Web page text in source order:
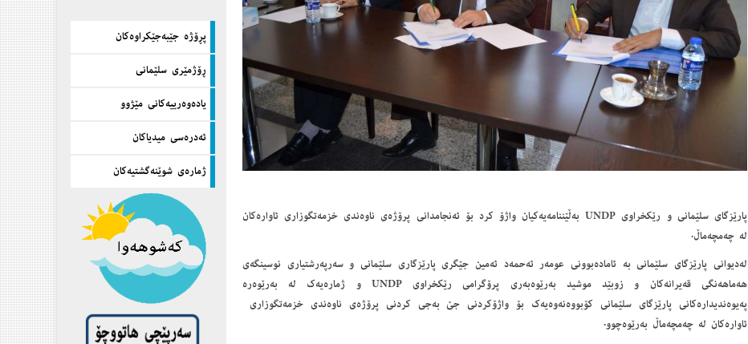
پڕۆژه‌ جێبه‌جێكراوه‌كان
ڕۆژمێری سلێمانی
یاده‌وه‌رییه‌كانی مێژوو
ئه‌دره‌سی میدیاكان
ژماره‌ی شوێنه‌گشتیه‌كان
پارێزگای سلێمانی و رێكخراوی UNDP به‌ڵێننامه‌یه‌كیان واژۆ كرد بۆ ئه‌نجامدانی پرۆژه‌ی ناوه‌ندی خزمه‌تگوزاری ئاواره‌كان
له‌ چه‌مچه‌ماڵ.
له‌دیوانی پارێزگای سلێمانی به‌ ئاماده‌بوونی عومه‌ر ئه‌حمه‌د ئه‌مین جێگری پارێزگاری سلێمانی و سه‌رپه‌رشتیاری نوسینگه‌ی
هه‌ماهه‌نگی قه‌یرانه‌كان و زوبێد موشید به‌رێوه‌به‌ری پرۆگرامی رێكخراوی UNDP و ژماره‌یه‌ك له‌ به‌رێوه‌ره‌
په‌یوه‌ندیداره‌كانی پارێزگای سلێمانی كۆبووه‌نه‌وه‌یه‌ك بۆ واژۆكردنی جێ به‌جی كردنی پرۆژه‌ی ناوه‌ندی خزمه‌تگوزاری
ئاواره‌كان له‌ چه‌مچه‌ماڵ به‌رێوه‌چوو.